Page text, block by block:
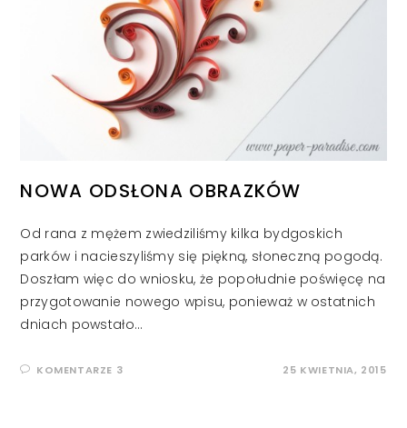
NOWA ODSŁONA OBRAZKÓW
Od rana z mężem zwiedziliśmy kilka bydgoskich
parków i nacieszyliśmy się piękną, słoneczną pogodą.
Doszłam więc do wniosku, że popołudnie poświęcę na
przygotowanie nowego wpisu, ponieważ w ostatnich
dniach powstało…
KOMENTARZE 3 25 KWIETNIA, 2015